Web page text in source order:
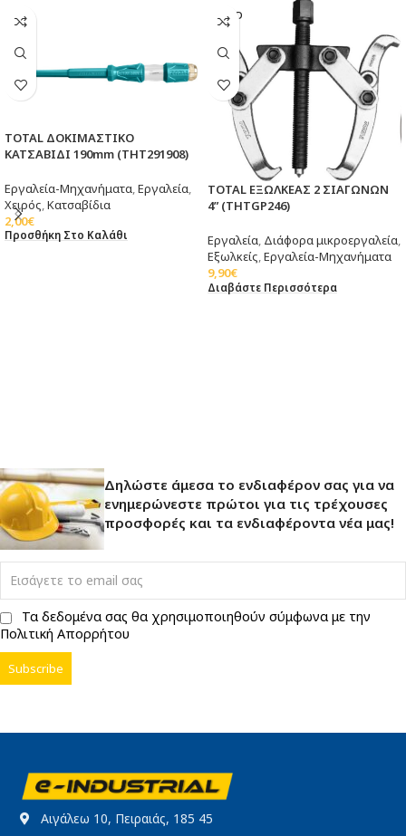
TOTAL ΔΟΚΙΜΑΣΤΙΚΟ
ΚΑΤΣΑΒΙΔΙ 190mm (THT291908)
Εργαλεία-Μηχανήματα Εργαλεία
Χειρός Κατσαβίδια
2,00€
Προσθήκη Στο Καλάθι
SOLD
OUT
TOTAL ΕΞΩΛΚΕΑΣ 2 ΣΙΑΓΩΝΩΝ
4” (THTGP246)
Εργαλεία, Διάφορα μικροεργαλεία,
Εξωλκείς,Εργαλεία-Μηχανήματα
9,90€
Διαβάστε Περισσότερα
Δηλώστε άμεσα το ενδιαφέρον σας για να
ενημερώνεστε πρώτοι για τις τρέχουσες
προσφορές και τα ενδιαφέροντα νέα μας!
Τα δεδομένα σας θα χρησιμοποιηθούν σύμφωνα με την
Πολιτική Απορρήτου
Αιγάλεω 10, Πειραιάς, 185 45